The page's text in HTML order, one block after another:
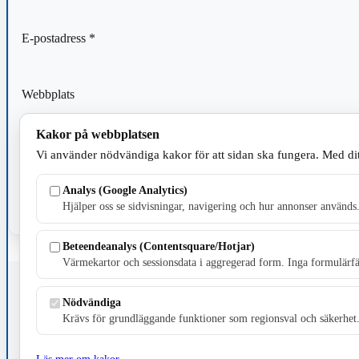
E-postadress *
Webbplats
Spara mitt namn, min e-postadress och webbplats i denna
Fristående webbtidningsföretag grundat 1991 som sedan 2002
Kakor på webbplatsen
Vi använder nödvändiga kakor för att sidan ska fungera. Med
Analys (Google Analytics)
Hjälper oss se sidvisningar, navigering och hur annonser används.
Beteendeanalys (Contentsquare/Hotjar)
Värmekartor och sessionsdata i aggregerad form. Inga
Nödvändiga
Krävs för grundläggande funktioner som regionsval och säkerhet.